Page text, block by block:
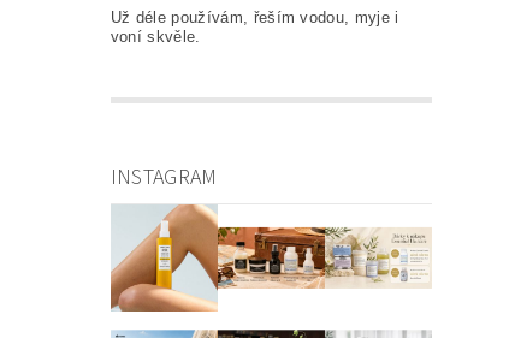
Už déle používám, řeším vodou, myje i
voní skvěle.
INSTAGRAM